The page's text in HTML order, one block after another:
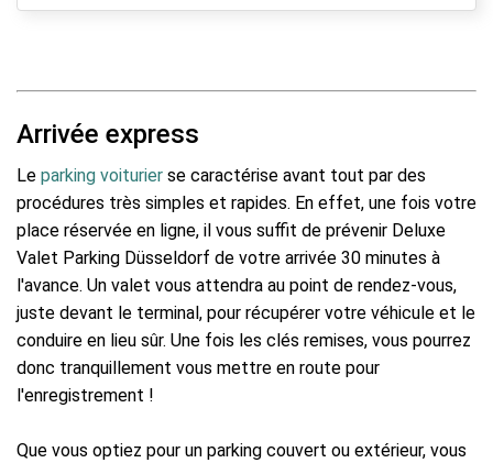
Arrivée express
Le parking voiturier se caractérise avant tout par des
procédures très simples et rapides. En effet, une fois votre
place réservée en ligne, il vous suffit de prévenir Deluxe
Valet Parking Düsseldorf de votre arrivée 30 minutes à
l'avance. Un valet vous attendra au point de rendez-vous,
juste devant le terminal, pour récupérer votre véhicule et le
conduire en lieu sûr. Une fois les clés remises, vous pourrez
donc tranquillement vous mettre en route pour
l'enregistrement !
Que vous optiez pour un parking couvert ou extérieur, vous